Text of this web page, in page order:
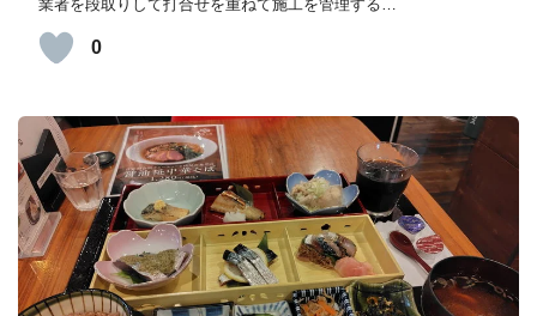
業者を段取りして打合せを重ねて施工を管理する…
0